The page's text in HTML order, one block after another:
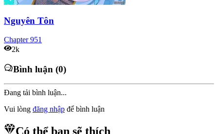
Nguyên Tôn
Chapter951
2k
Bình luận (0)
Đang tải bình luận...
Vui lòng đăng nhập để bình luận
Có thể bạn sẽ thích